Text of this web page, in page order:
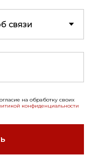
на обработку своих
конфиденциальности